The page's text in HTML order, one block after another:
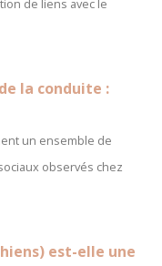
de liens avec le
la conduite :
un ensemble de
observés chez
est-elle une